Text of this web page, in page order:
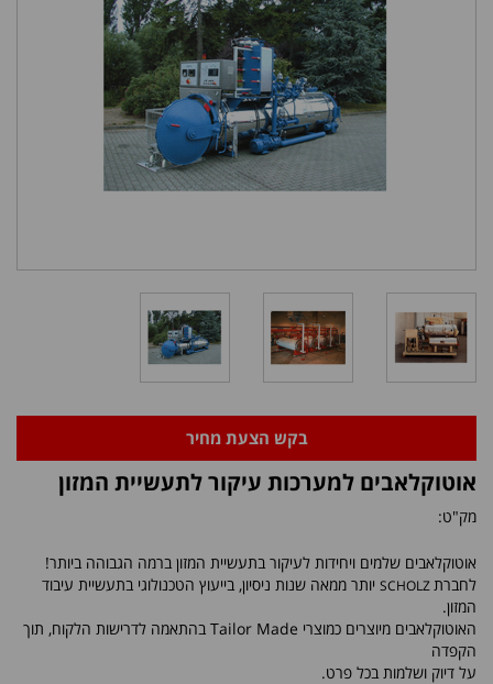
בקש הצעת מחיר
אוטוקלאבים למערכות עיקור לתעשיית המזון
מק"ט:
אוטוקלאבים שלמים ויחידות לעיקור בתעשיית המזון ברמה הגבוהה ביותר!
לחברת
יותר ממאה שנות ניסיון, בייעוץ הטכנולוגי בתעשיית עיבוד
המזון.
האוטוקלאבים מיוצרים כמוצרי Tailor Made בה
תאמה לדרישות הלקוח, תוך
הקפדה
על דיוק ושלמות בכל פרט.